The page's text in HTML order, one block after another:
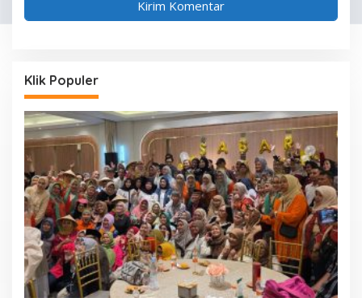
Klik Populer